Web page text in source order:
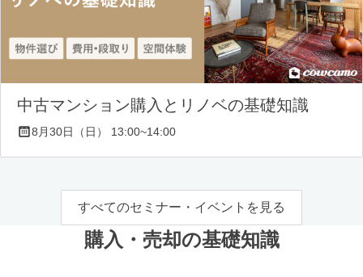
中古マンション購入とリノベの基礎知識
8月30日（日） 13:00~14:00
すべてのセミナー・イベントを見る
購入・売却の基礎知識